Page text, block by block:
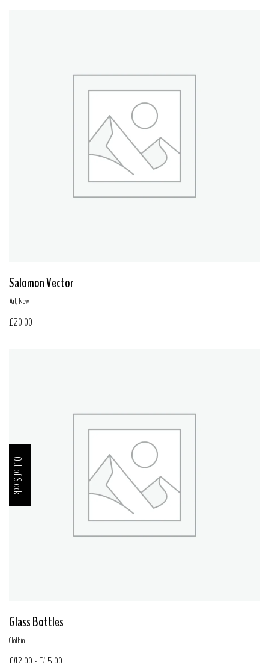
Salomon Vector
Art, New
£20.00
Out of Stock
Glass Bottles
Clothin